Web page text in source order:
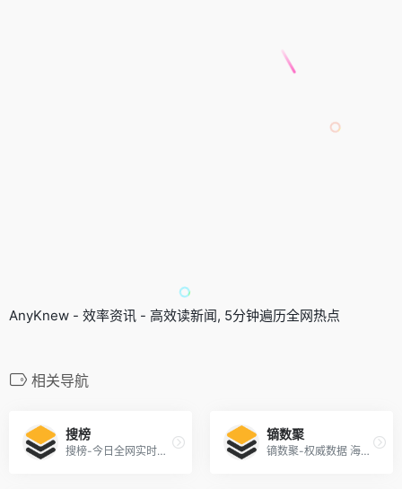
AnyKnew - 效率资讯 - 高效读新闻, 5分钟遍历全网热点
相关导航
搜榜
搜榜-今日全网实时热搜榜排名和聚合导航平台
镝数聚
镝数聚-权威数据 海量聚合